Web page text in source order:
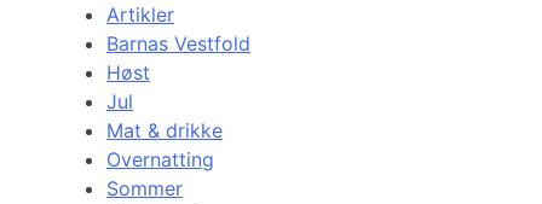
Artikler
Barnas Vestfold
Høst
Jul
Mat & drikke
Overnatting
Sommer